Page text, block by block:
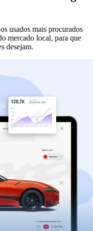
usados ​​mais procurados
mercado local, para que
desejam.